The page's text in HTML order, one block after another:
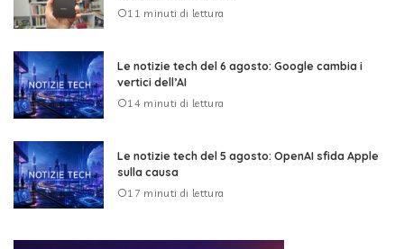
11 minuti di lettura
Le notizie tech del 6 agosto: Google cambia i
vertici dell’AI
14 minuti di lettura
Le notizie tech del 5 agosto: OpenAI sfida Apple
sulla causa
17 minuti di lettura